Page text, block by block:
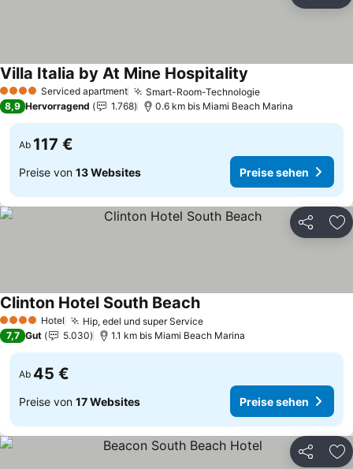
4 Sterne Serviced apartment Smart-Room-TechnologiePreise sehen
Villa Italia by At Mine Hospitality
8,9 Hervorragend 1.768 0.6 km bis Miami Beach Marina
Ab 117 €
Preise von 13 Websites Preise sehen
Teilen
4 Sterne Hotel Hip, edel und super ServicePreise sehen
Clinton Hotel South BeachPreise sehen
7,7 Gut 5.030 1.1 km bis Miami Beach Marina
Ab 45 €
Preise von 17 Websites Preise sehen
Teilen